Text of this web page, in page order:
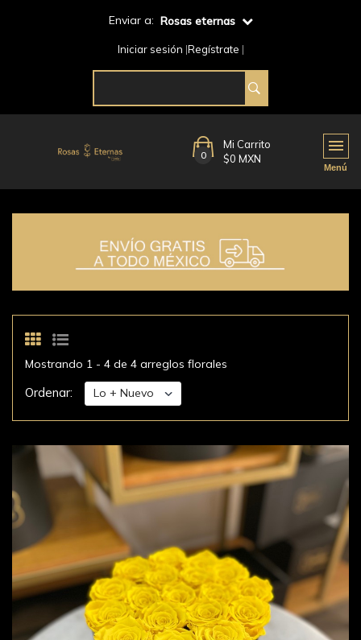
Enviar a: Rosas eternas
Iniciar sesión Regístrate
0
Mi Carrito
$0 MXN
Mostrando 1 - 4 de 4 arreglos florales
Ordenar: